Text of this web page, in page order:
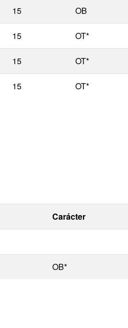
15 OB
15 OT*
15 OT*
15 OT*
Carácter
OB*